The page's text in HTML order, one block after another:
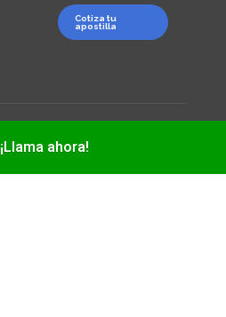
Cotiza tu
apostilla
Privacy Policy
¡Llama ahora!